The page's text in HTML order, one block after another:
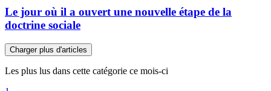
Le jour où il a ouvert une nouvelle étape de la
doctrine sociale
Charger plus d'articles
Les plus lus dans cette catégorie ce mois-ci